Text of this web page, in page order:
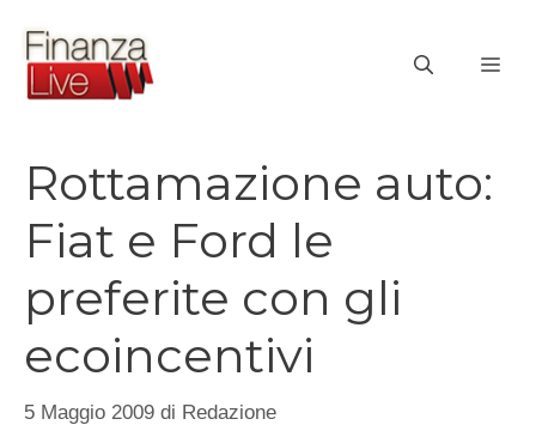
contenuto
Rottamazione auto:
Fiat e Ford le
preferite con gli
ecoincentivi
5 Maggio 2009 di Redazione